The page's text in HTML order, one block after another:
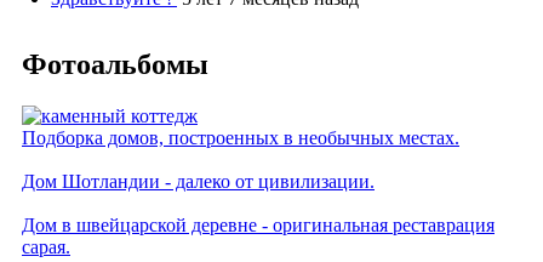
Фотоальбомы
Подборка домов, построенных в необычных местах.
Дом Шотландии - далеко от цивилизации.
Дом в швейцарской деревне - оригинальная реставрация
сарая.